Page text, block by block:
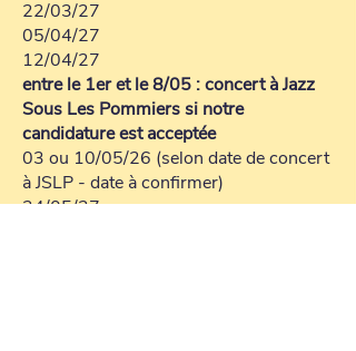
22/03/27
05/04/27
12/04/27
entre le 1er et le 8/05 : concert à Jazz
Sous Les Pommiers si notre
candidature est acceptée
03 ou 10/05/26 (selon date de concert
à JSLP - date à confirmer)
24/05/27